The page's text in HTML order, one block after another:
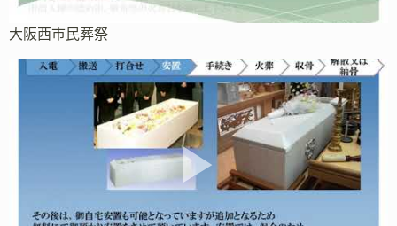
大阪西市民葬祭